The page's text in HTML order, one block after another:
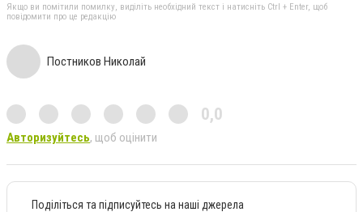
Якщо ви помітили помилку, виділіть необхідний текст і натисніть Ctrl + Enter, щоб
повідомити про це редакцію
Постников Николай
0,0
Авторизуйтесь, щоб оцінити
Поділіться та підписуйтесь на наші джерела